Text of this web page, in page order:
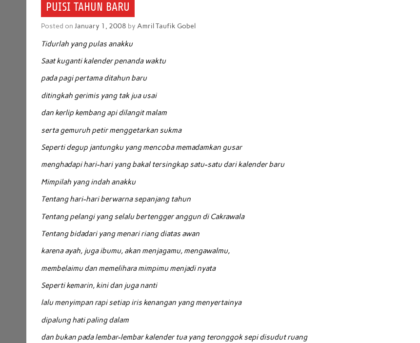
PUISI TAHUN BARU
Posted onJanuary 1, 2008 byAmril Taufik Gobel
Tidurlah yang pulas anakku
Saat kuganti kalender penanda waktu
pada pagi pertama ditahun baru
ditingkah gerimis yang tak jua usai
dan kerlip kembang api dilangit malam
serta gemuruh petir menggetarkan sukma
Seperti degup jantungku yang mencoba memadamkan gusar
menghadapi hari-hari yang bakal tersingkap satu-satu dari kalender baru
Mimpilah yang indah anakku
Tentang hari-hari berwarna sepanjang tahun
Tentang pelangi yang selalu bertengger anggun di Cakrawala
Tentang bidadari yang menari riang diatas awan
karena ayah, juga ibumu, akan menjagamu, mengawalmu,
membelaimu dan memelihara mimpimu menjadi nyata
Seperti kemarin, kini dan juga nanti
lalu menyimpan rapi setiap iris kenangan yang menyertainya
dipalung hati paling dalam
dan bukan pada lembar-lembar kalender tua yang teronggok sepi disudut ruang